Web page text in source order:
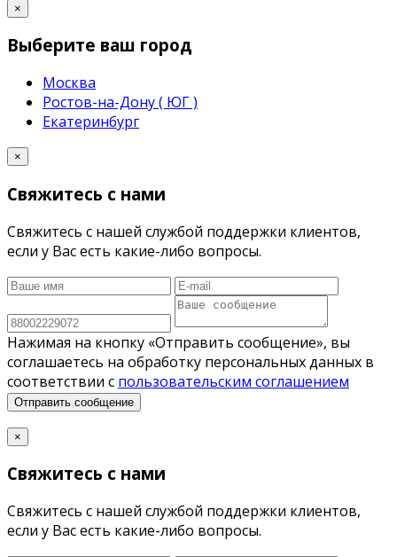
×
Выберите ваш город
Москва
Ростов-на-Дону ( ЮГ )
Екатеринбург
×
Свяжитесь с нами
Свяжитесь с нашей службой поддержки клиентов,
если у Вас есть какие-либо вопросы.
Нажимая на кнопку «Отправить сообщение», вы
соглашаетесь на обработку персональных данных в
соответствии с пользовательским соглашением
Отправить сообщение
×
Свяжитесь с нами
Свяжитесь с нашей службой поддержки клиентов,
если у Вас есть какие-либо вопросы.